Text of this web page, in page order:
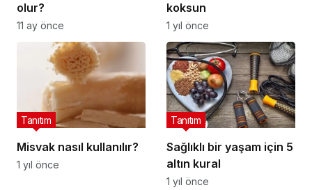
olur?
11 ay önce
koksun
1 yıl önce
Misvak nasıl kullanılır?
Tanıtım
1 yıl önce
Sağlıklı bir yaşam için 5
altın kural
Tanıtım
1 yıl önce